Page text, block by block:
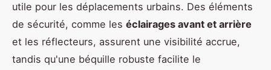
utile pour les déplacements urbains. Des éléments
de sécurité, comme les éclairages avant et arrière
et les réflecteurs, assurent une visibilité accrue,
tandis qu'une béquille robuste facilite le